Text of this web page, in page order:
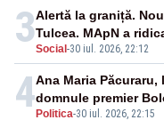
3Social-30 iul. 2026, 22:12
Alertă la graniță.
Tulcea. MApN a
4Politica-30 iul. 2026, 22:15
Ana Maria
domnule premier